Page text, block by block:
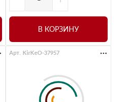
В КОРЗИНУ
Арт. KirKeO-37957